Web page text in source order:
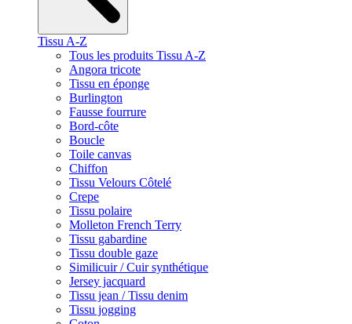
Tissu A-Z
Tous les produits Tissu A-Z
Angora tricote
Tissu en éponge
Burlington
Fausse fourrure
Bord-côte
Boucle
Toile canvas
Chiffon
Tissu Velours Côtelé
Crepe
Tissu polaire
Molleton French Terry
Tissu gabardine
Tissu double gaze
Similicuir / Cuir synthétique
Jersey jacquard
Tissu jean / Tissu denim
Tissu jogging